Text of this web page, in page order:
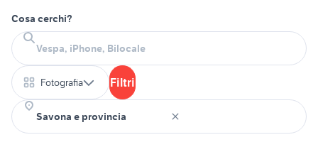
Cosa cerchi?
Fotografia Filtri